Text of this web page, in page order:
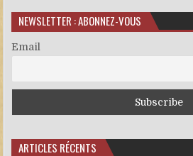
NEWSLETTER : ABONNEZ-VOUS
Email
ARTICLES RÉCENTS